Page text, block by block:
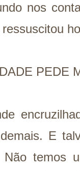
nos
PEDE
E
temos